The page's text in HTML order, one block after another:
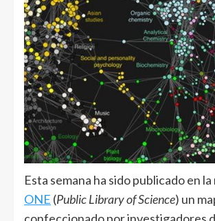
Esta semana ha sido publicado en
ONE (Public Library of Science) un
confeccionado por investigadores